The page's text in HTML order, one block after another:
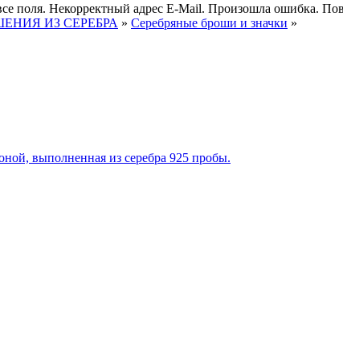
поля. Некорректный адрес E-Mail. Произошла ошибка.
ИЗ СЕРЕБРА » Серебряные броши и значки »